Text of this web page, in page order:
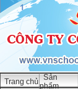
Trang chủ
Sản
phẩm